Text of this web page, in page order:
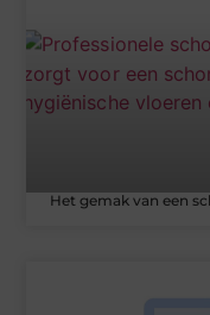
Het gemak van een